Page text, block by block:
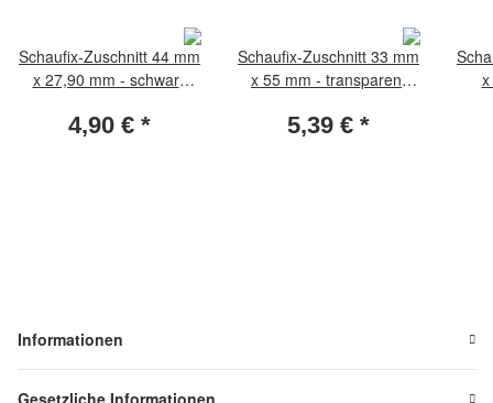
Schaufix-Zuschnitt 44 mm
x 27,90 mm - schwarz
4,90 € *
Schaufix-Zuschnitt 33 mm
x 55 mm - transparent
5,39 € *
Informationen